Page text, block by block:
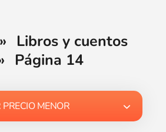
» Libros y cuentos
Página 14
PRECIO MENOR